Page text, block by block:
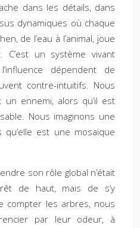
dans les détails, dans
dynamiques où chaque
de l’eau à l’animal, joue
C’est un système vivant
dépendent de
contre-intuitifs. Nous
ennemi, alors qu’il est
Nous imaginons une
est une mosaïque
son rôle global n’était
de haut, mais de s’y
compter les arbres, nous
par leur odeur, à